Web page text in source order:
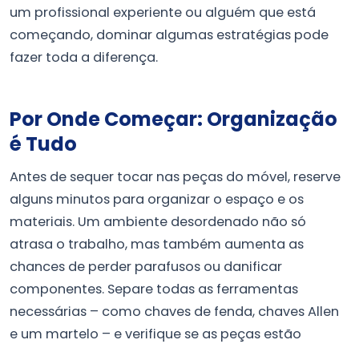
um profissional experiente ou alguém que está
começando, dominar algumas estratégias pode
fazer toda a diferença.
Por Onde Começar: Organização
é Tudo
Antes de sequer tocar nas peças do móvel, reserve
alguns minutos para organizar o espaço e os
materiais. Um ambiente desordenado não só
atrasa o trabalho, mas também aumenta as
chances de perder parafusos ou danificar
componentes. Separe todas as ferramentas
necessárias – como chaves de fenda, chaves Allen
e um martelo – e verifique se as peças estão